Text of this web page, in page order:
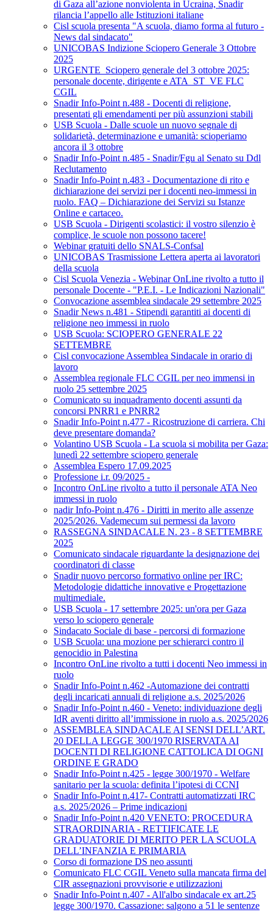
di Gaza all’azione nonviolenta in Ucraina, Snadir
rilancia l’appello alle Istituzioni italiane
Cisl scuola presenta "A scuola, diamo forma al futuro -
News dal sindacato"
UNICOBAS Indizione Sciopero Generale 3 Ottobre
2025
URGENTE_Sciopero generale del 3 ottobre 2025:
personale docente, dirigente e ATA_ST_VE FLC
CGIL
Snadir Info-Point n.488 - Docenti di religione,
presentati gli emendamenti per più assunzioni stabili
USB Scuola - Dalle scuole un nuovo segnale di
solidarietà, determinazione e umanità: scioperiamo
ancora il 3 ottobre
Snadir Info-Point n.485 - Snadir/Fgu al Senato su Ddl
Reclutamento
Snadir Info-Point n.483 - Documentazione di rito e
dichiarazione dei servizi per i docenti neo-immessi in
ruolo. FAQ – Dichiarazione dei Servizi su Istanze
Online e cartaceo.
USB Scuola - Dirigenti scolastici: il vostro silenzio è
complice, le scuole non possono tacere!
Webinar gratuiti dello SNALS-Confsal
UNICOBAS Trasmissione Lettera aperta ai lavoratori
della scuola
Cisl Scuola Venezia - Webinar OnLine rivolto a tutto il
personale Docente - "P.E.I. - Le Indicazioni Nazionali"
Convocazione assemblea sindacale 29 settembre 2025
Snadir News n.481 - Stipendi garantiti ai docenti di
religione neo immessi in ruolo
USB Scuola: SCIOPERO GENERALE 22
SETTEMBRE
Cisl convocazione Assemblea Sindacale in orario di
lavoro
Assemblea regionale FLC CGIL per neo immensi in
ruolo 25 settembre 2025
Comunicato su inquadramento docenti assunti da
concorsi PNRR1 e PNRR2
Snadir Info-Point n.477 - Ricostruzione di carriera. Chi
deve presentare domanda?
Volantino USB Scuola - La scuola si mobilita per Gaza:
lunedì 22 settembre sciopero generale
Assemblea Espero 17.09.2025
Professione i.r. 09/2025 -
Incontro OnLine rivolto a tutto il personale ATA Neo
immessi in ruolo
nadir Info-Point n.476 - Diritti in merito alle assenze
2025/2026. Vademecum sui permessi da lavoro
RASSEGNA SINDACALE N. 23 - 8 SETTEMBRE
2025
Comunicato sindacale riguardante la designazione dei
coordinatori di classe
Snadir nuovo percorso formativo online per IRC:
Metodologie didattiche innovative e Progettazione
multimediale.
USB Scuola - 17 settembre 2025: un'ora per Gaza
verso lo sciopero generale
Sindacato Sociale di base - percorsi di formazione
USB Scuola: una mozione per schierarci contro il
genocidio in Palestina
Incontro OnLine rivolto a tutti i docenti Neo immessi in
ruolo
Snadir Info-Point n.462 -Automazione dei contratti
degli incaricati annuali di religione a.s. 2025/2026
Snadir Info-Point n.460 - Veneto: individuazione degli
IdR aventi diritto all’immissione in ruolo a.s. 2025/2026
ASSEMBLEA SINDACALE AI SENSI DELL’ART.
20 DELLA LEGGE 300/1970 RISERVATA AI
DOCENTI DI RELIGIONE CATTOLICA DI OGNI
ORDINE E GRADO
Snadir Info-Point n.425 - legge 300/1970 - Welfare
sanitario per la scuola: definita l’ipotesi di CCNI
Snadir Info-Point n.417- Contratti automatizzati IRC
a.s. 2025/2026 – Prime indicazioni
Snadir Info-Point n.420 VENETO: PROCEDURA
STRAORDINARIA - RETTIFICATE LE
GRADUATORIE DI MERITO PER LA SCUOLA
DELL’INFANZIA E PRIMARIA
Corso di formazione DS neo assunti
Comunicato FLC CGIL Veneto sulla mancata firma del
CIR assegnazioni provvisorie e utilizzazioni
Snadir Info-Point n.407 - All'albo sindacale ex art.25
legge 300/1970. Cassazione: salgono a 51 le sentenze